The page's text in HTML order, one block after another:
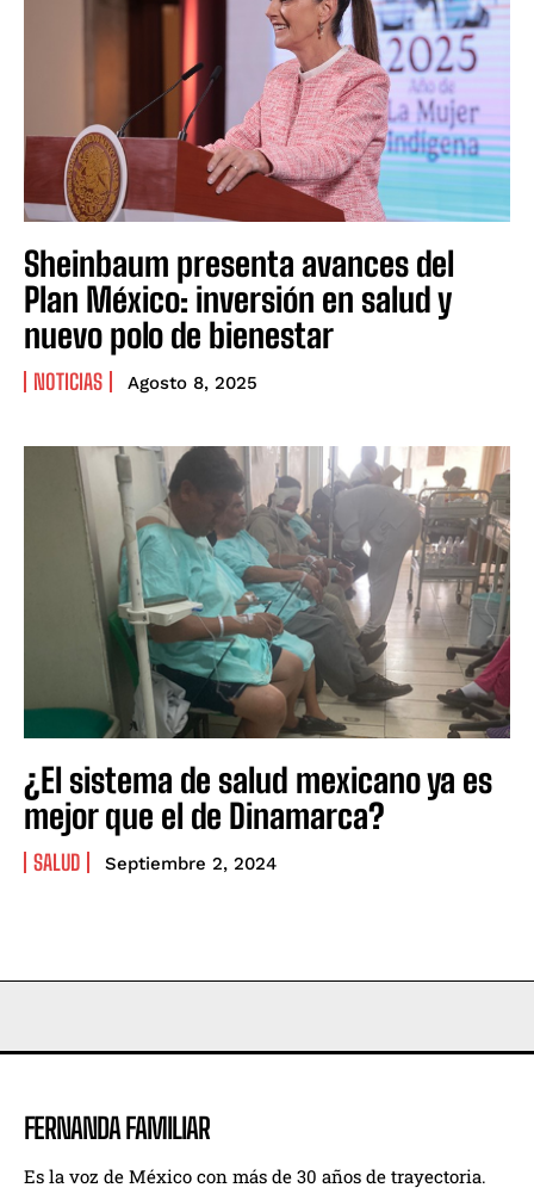
Sheinbaum presenta avances del
Plan México: inversión en salud y
nuevo polo de bienestar
NOTICIAS Agosto 8, 2025
¿El sistema de salud mexicano ya es
mejor que el de Dinamarca?
SALUD Septiembre 2, 2024
FERNANDA FAMILIAR
Es la voz de México con más de 30 años de trayectoria.